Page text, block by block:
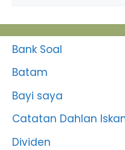
Bank Soal
Batam
Bayi saya
Catatan Dahlan
Dividen